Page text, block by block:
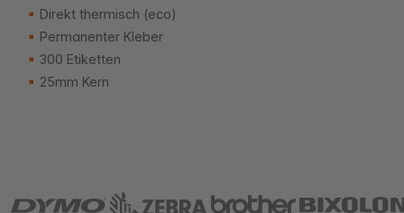
Direkt thermisch (eco)
Permanenter Kleber
300 Etiketten
25mm Kern